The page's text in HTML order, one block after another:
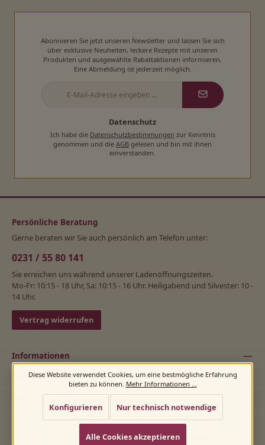
Persönliche Beratung
Gerne beraten wir Sie auch persönlich am Telefon unter:
0231 / 55 80 141
Sie erreichen uns während unserer Ladenöffnungszeiten.
Mo-Fr: 10:15 - 18 Uhr, Sa: 10:15 - 16 Uhr. Heiligabend und Silvester: 10 -
14 Uhr.
Vertrag widerrufen
Informationen
Rechtliches
Abonnieren Sie jetzt unseren Newsletter und lassen Sie sich
über exklusive Neuheiten, leckere Rezepte mit unseren
Produkten und ausgewählte Rabattaktionen informieren.
Eine Abmeldung ist jederzeit möglich.
Datenschutz
Ich habe die Datenschutzbestimmungen zur Kenntnis
genommen und die AGB gelesen und bin mit ihnen
einverstanden.
Alle Preise inkl. gesetzl. Mehrwertsteuer zzgl.Versandkosten
Diese Website verwendet Cookies, um eine bestmögliche Erfahrung
bieten zu können. Mehr Informationen ...
Nur technisch notwendige
Konfigurieren
Alle Cookies akzeptieren